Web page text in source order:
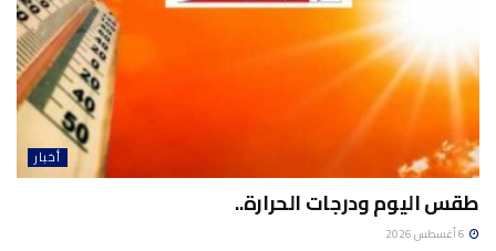
أخبار
طقس اليوم ودرجات الحرارة..